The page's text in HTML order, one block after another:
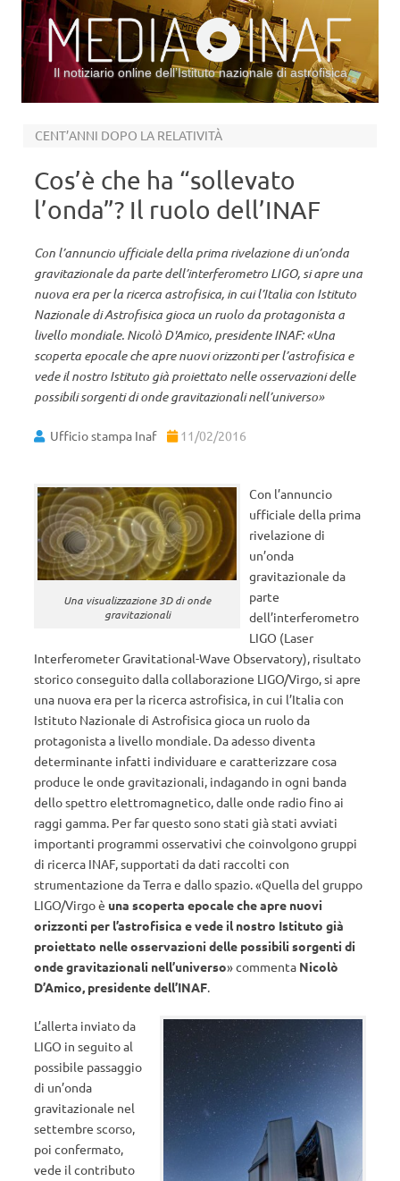
Il notiziario online dell’Istituto nazionale di astrofisica
CENT’ANNI DOPO LA RELATIVITÀ
Cos’è che ha “sollevato
l’onda”? Il ruolo dell’INAF
Con l’annuncio ufficiale della prima rivelazione di un’onda
gravitazionale da parte dell’interferometro LIGO, si apre una
nuova era per la ricerca astrofisica, in cui l’Italia con Istituto
Nazionale di Astrofisica gioca un ruolo da protagonista a
livello mondiale. Nicolò D'Amico, presidente INAF: «Una
scoperta epocale che apre nuovi orizzonti per l’astrofisica e
vede il nostro Istituto già proiettato nelle osservazioni delle
possibili sorgenti di onde gravitazionali nell’universo»
Ufficio stampa Inaf 11/02/2016
Una visualizzazione 3D di onde
gravitazionali
Con l’annuncio
ufficiale della prima
rivelazione di
un’onda
gravitazionale da
parte
dell’interferometro
LIGO (Laser
Interferometer Gravitational-Wave Observatory), risultato
storico conseguito dalla collaborazione LIGO/Virgo, si apre
una nuova era per la ricerca astrofisica, in cui l’Italia con
Istituto Nazionale di Astrofisica gioca un ruolo da
protagonista a livello mondiale. Da adesso diventa
determinante infatti individuare e caratterizzare cosa
produce le onde gravitazionali, indagando in ogni banda
dello spettro elettromagnetico, dalle onde radio fino ai
raggi gamma. Per far questo sono stati già stati avviati
importanti programmi osservativi che coinvolgono gruppi
di ricerca INAF, supportati da dati raccolti con
strumentazione da Terra e dallo spazio. «Quella del gruppo
LIGO/Virgo è una scoperta epocale che apre nuovi
orizzonti per l’astrofisica e vede il nostro Istituto già
proiettato nelle osservazioni delle possibili sorgenti di
onde gravitazionali nell’universo» commenta Nicolò
D’Amico, presidente dell’INAF.
L’allerta inviato da
LIGO in seguito al
possibile passaggio
di un’onda
gravitazionale nel
settembre scorso,
poi confermato,
vede il contributo